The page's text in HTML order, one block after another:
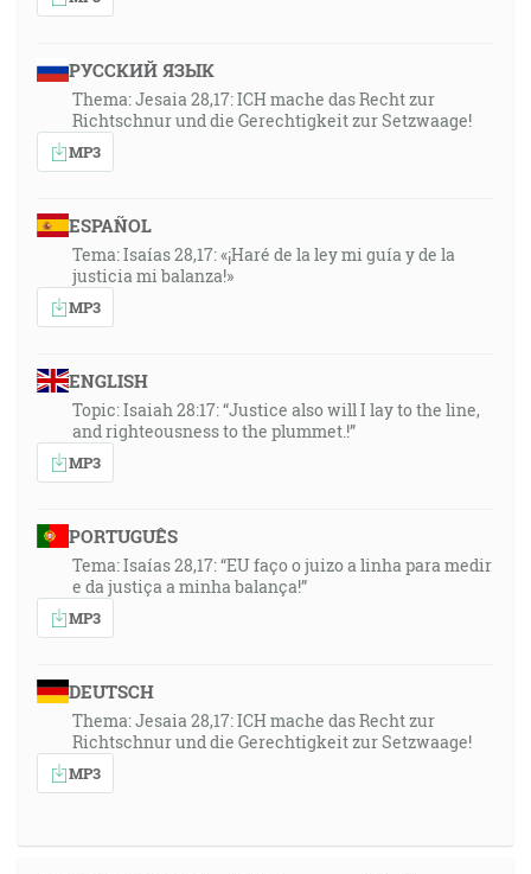
РУССКИЙ ЯЗЫК
Thema: Jesaia 28,17: ICH mache das Recht zur
Richtschnur und die Gerechtigkeit zur Setzwaage!
MP3
ESPAÑOL
Tema: Isaías 28,17: «¡Haré de la ley mi guía y de la
justicia mi balanza!»
MP3
ENGLISH
Topic: Isaiah 28:17: “Justice also will I lay to the line,
and righteousness to the plummet.!”
MP3
PORTUGUÊS
Tema: Isaías 28,17: “EU faço o juizo a linha para medir
e da justiça a minha balança!”
MP3
DEUTSCH
Thema: Jesaia 28,17: ICH mache das Recht zur
Richtschnur und die Gerechtigkeit zur Setzwaage!
MP3